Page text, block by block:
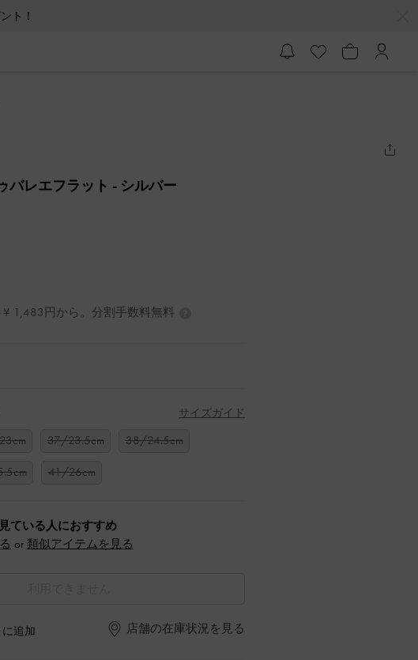
ト！
バレエフラット - シルバー
¥ 1,483円から。分割手数料無料
サイズガイド
37/23.5cm
38/24.5cm
41/26cm
ている人におすすめ
or 類似アイテムを見る
追加 店舗の在庫状況を見る